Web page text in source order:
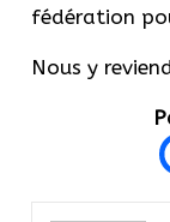
fédération
Nous y